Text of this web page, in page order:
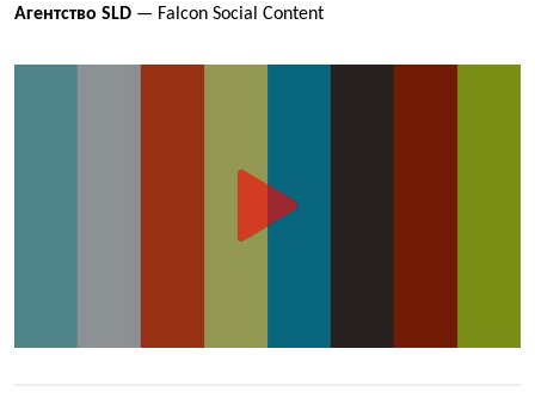
Агентство SLD — Falcon Social Content